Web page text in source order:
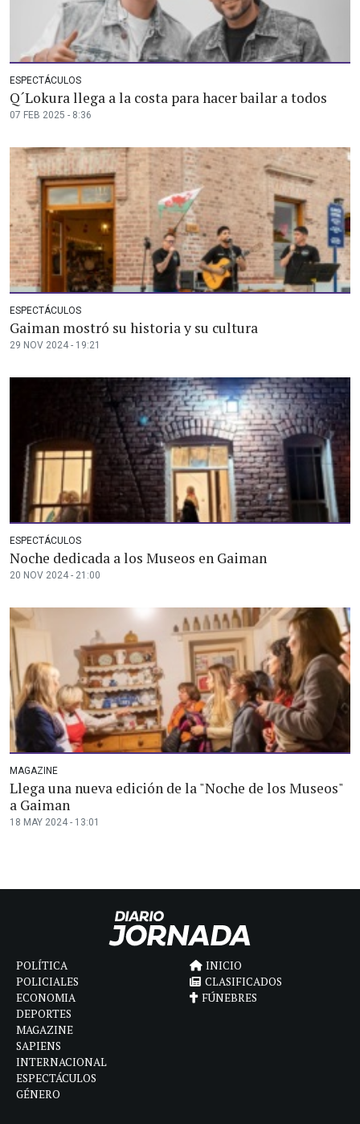
ESPECTÁCULOS
Q´Lokura llega a la costa para hacer bailar a todos
07 FEB 2025 - 8:36
ESPECTÁCULOS
Gaiman mostró su historia y su cultura
29 NOV 2024 - 19:21
ESPECTÁCULOS
Noche dedicada a los Museos en Gaiman
20 NOV 2024 - 21:00
MAGAZINE
Llega una nueva edición de la "Noche de los Museos"
a Gaiman
18 MAY 2024 - 13:01
POLÍTICA
POLICIALES
ECONOMIA
DEPORTES
MAGAZINE
SAPIENS
INTERNACIONAL
ESPECTÁCULOS
GÉNERO
INICIO
CLASIFICADOS
FÚNEBRES